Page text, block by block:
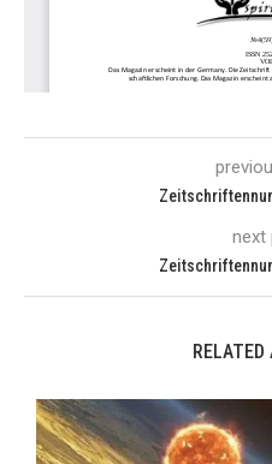
next
RELATED